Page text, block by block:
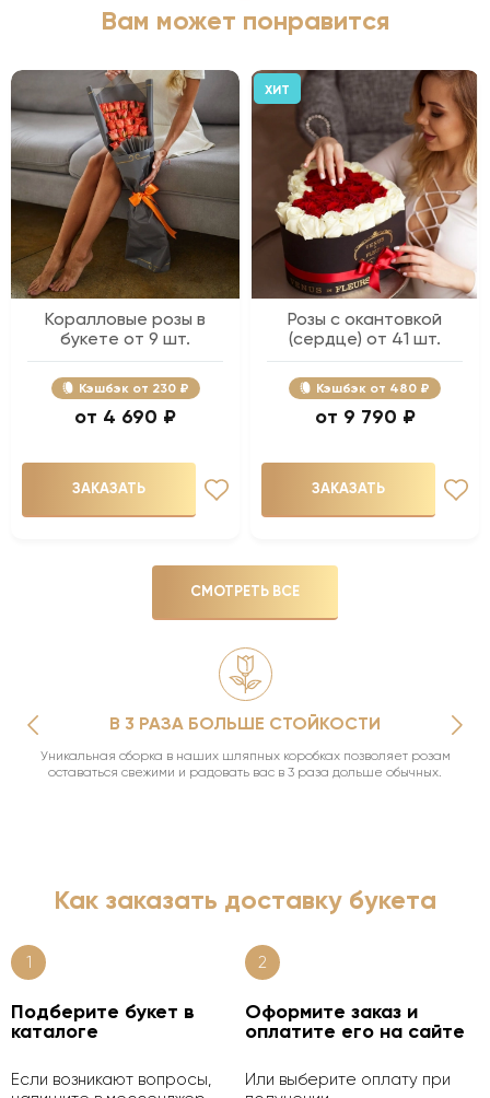
Вам может понравится
Коралловые розы в
букете от 9 шт.
Кэшбэк 230 ₽
4 690 ₽
ЗАКАЗАТЬ
ХИТ
Розы с окантовкой
(сердце) от 41 шт.
Кэшбэк 480 ₽
9 790 ₽
ЗАКАЗАТЬ
СМОТРЕТЬ ВСЕ
В 3 РАЗА БОЛЬШЕ СТОЙКОСТИ
Уникальная сборка в наших шляпных коробках позволяет розам
оставаться свежими и радовать вас в 3 раза дольше обычных.
Как заказать доставку букета
1
Подберите букет в
каталоге
Если возникают вопросы,
2
Оформите заказ и
оплатите его на сайте
Или выберите оплату при